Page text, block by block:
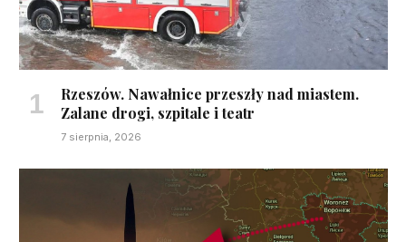
Rzeszów. Nawałnice przeszły nad miastem.
Zalane drogi, szpitale i teatr
7 sierpnia, 2026